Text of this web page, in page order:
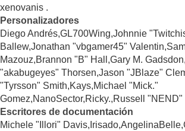
xenovanis .
Personalizadores
Diego Andrés,GL700Wing,Johnnie
Ballew,Jonathan "vbgamer45"
Mazouz,Brannon "B" Hall,Gary M.
"akabugeyes" Thorsen,Jason "JBlaze"
"Tyrsson" Smith,Kays,Michael "Mick."
Gomez,NanoSector,Ricky.,Russell
Escritores de documentación
Michele "Illori"